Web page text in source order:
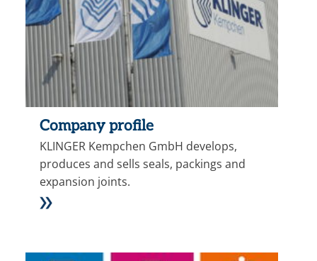
Company profile
KLINGER Kempchen GmbH develops,
produces and sells seals, packings and
expansion joints.